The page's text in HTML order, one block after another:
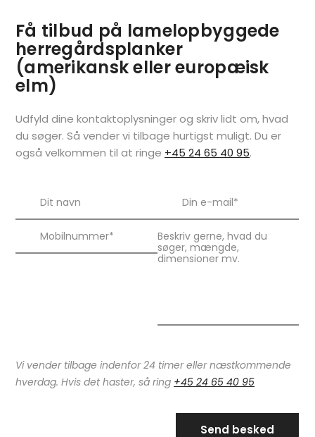
Få tilbud på lamelopbyggede
herregårdsplanker
(amerikansk eller europæisk
elm)
Udfyld dine kontaktoplysninger og skriv lidt om, hvad
du søger. Så vender vi tilbage hurtigst muligt. Du er
også velkommen til at ringe +45 24 65 40 95.
Vi vender tilbage indenfor 24 timer eller næstkommende
hverdag. Hvis det haster, så ring +45 24 65 40 95